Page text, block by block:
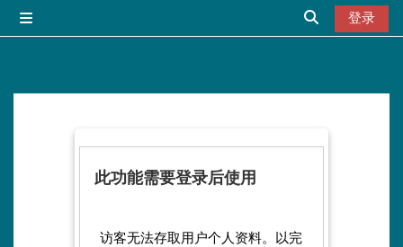
切换搜索输入
登录
此功能需要登录后使用
访客无法存取用户个人资料。以完